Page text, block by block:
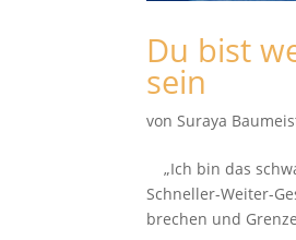
Du bist
sein
von Suraya
„Ich bin das
Schneller-Weiter-
brechen und